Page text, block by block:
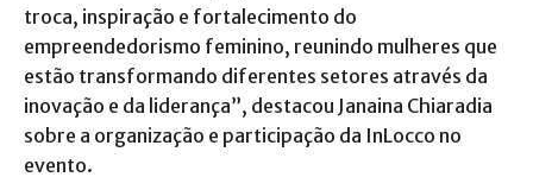
troca, inspiração e fortalecimento do
empreendedorismo feminino, reunindo mulheres que
estão transformando diferentes setores através da
inovação e da liderança”, destacou Janaina Chiaradia
sobre a organização e participação da InLocco no
evento.